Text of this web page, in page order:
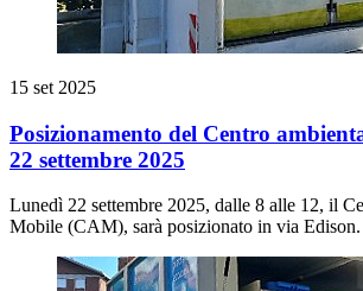
15 set 2025
Posizionamento del Centro
22 settembre 2025
Lunedì 22 settembre 2025, dalle 8 alle 12, il
Mobile (CAM), sarà posizionato in via Edison.